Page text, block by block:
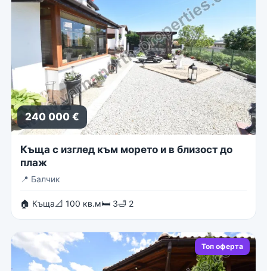
240 000 €
Къща с изглед към морето и в близост до
плаж
📍 Балчик
🏠 Къща📐 100 кв.м🛏 3🛁 2
Топ оферта